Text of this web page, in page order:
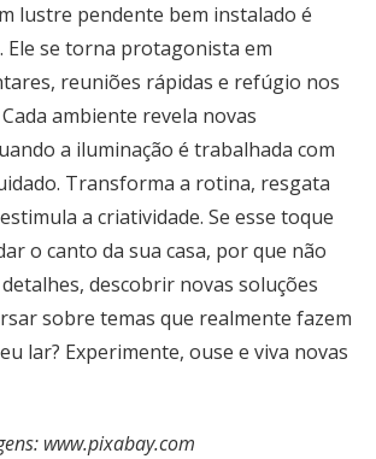
lustre pendente bem instalado é
se torna protagonista em
reuniões rápidas e refúgio nos
ambiente revela novas
a iluminação é trabalhada com
Transforma a rotina, resgata
a criatividade. Se esse toque
o canto da sua casa, por que não
descobrir novas soluções
sobre temas que realmente fazem
lar? Experimente, ouse e viva novas
www.pixabay.com